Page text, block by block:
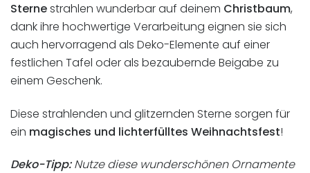
Sternestrahlen wunderbar auf deinem Christbaum,
dank ihre hochwertige Verarbeitung eignen sie sich
auch hervorragend als Deko-Elemente auf einer
festlichen Tafel oder als bezaubernde Beigabe zu
einem Geschenk.
Diese strahlenden und glitzernden Sterne sorgen für
ein magisches und lichterfülltes Weihnachtsfest!
Deko-Tipp:Nutze diese wunderschönen Ornamente